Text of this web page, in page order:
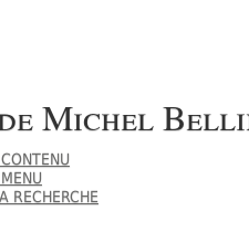
Michel
RECHERCHE